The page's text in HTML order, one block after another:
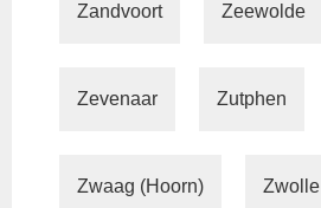
Zandvoort Zeewolde
Zevenaar Zutphen
Zwaag (Hoorn) Zwolle